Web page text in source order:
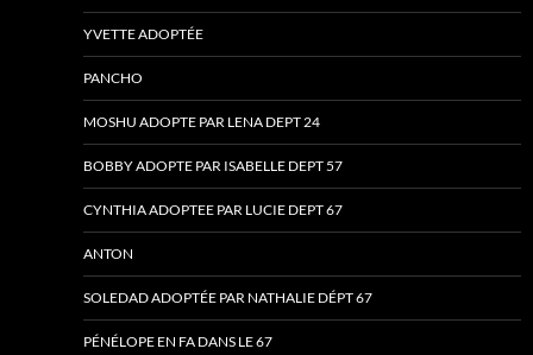
YVETTE ADOPTÉE
PANCHO
MOSHU ADOPTE PAR LENA DEPT 24
BOBBY ADOPTE PAR ISABELLE DEPT 57
CYNTHIA ADOPTEE PAR LUCIE DEPT 67
ANTON
SOLEDAD ADOPTÉE PAR NATHALIE DÉPT 67
PÉNÉLOPE EN FA DANS LE 67